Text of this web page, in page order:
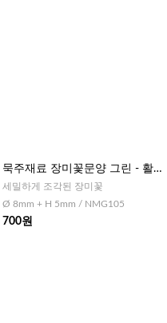
묵주재료 장미꽃문양 그린 - 활
짝핀 형, 8mm
세밀하게 조각된 장미꽃
Ø 8mm + H 5mm / NMG105
700원